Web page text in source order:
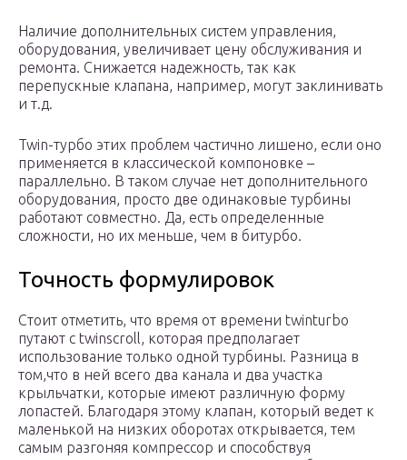
Наличие дополнительных систем управления,
оборудования, увеличивает цену обслуживания и
ремонта. Снижается надежность, так как
перепускные клапана, например, могут заклинивать
и т.д.
Twin-турбо этих проблем частично лишено, если оно
применяется в классической компоновке –
параллельно. В таком случае нет дополнительного
оборудования, просто две одинаковые турбины
работают совместно. Да, есть определенные
сложности, но их меньше, чем в битурбо.
Точность формулировок
Стоит отметить, что время от времени twinturbo
путают с twinscroll, которая предполагает
использование только одной турбины. Разница в
том,что в ней всего два канала и два участка
крыльчатки, которые имеют различную форму
лопастей. Благодаря этому клапан, который ведет к
маленькой на низких оборотах открывается, тем
самым разгоняя компрессор и способствуя